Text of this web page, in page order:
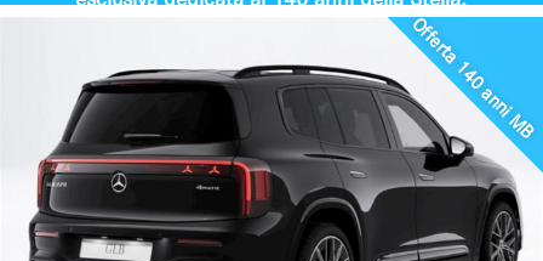
Di seguito trovi i modelli disponibili con le
relativecondizioni dedicate
Il nostro team è a tua disposizione per fornirti
maggiori informazioni, verificare la
disponibilità delle vetture e preparare un
preventivo personalizzato.
Offerta 140 anni MB